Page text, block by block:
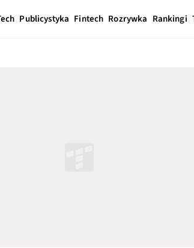
Publicystyka Fintech Rozrywka Rankingi